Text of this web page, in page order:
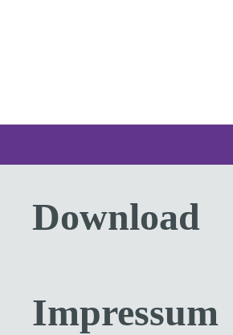
Download
Impressum